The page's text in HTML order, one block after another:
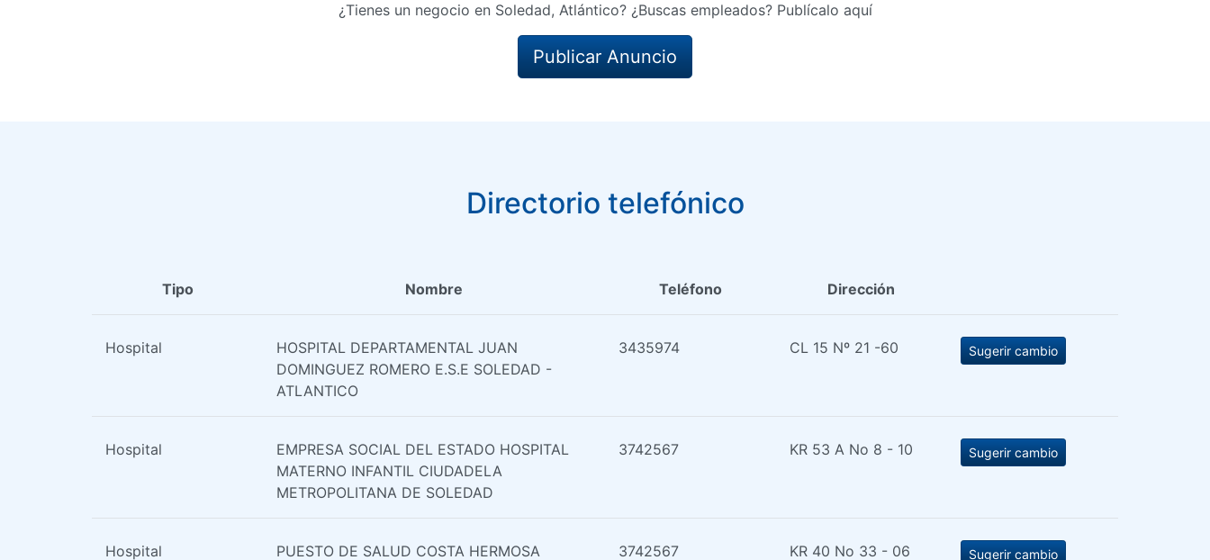
¿Tienes un negocio en Soledad, Atlántico? ¿Buscas empleados? Publícalo aquí
Publicar Anuncio
Directorio telefónico
Tipo Nombre Teléfono Dirección
Hospital
HOSPITAL DEPARTAMENTAL JUAN
DOMINGUEZ ROMERO E.S.E SOLEDAD -
ATLANTICO
3435974 CL 15 Nº 21 -60 Sugerir cambio
Hospital
EMPRESA SOCIAL DEL ESTADO HOSPITAL
MATERNO INFANTIL CIUDADELA
METROPOLITANA DE SOLEDAD
3742567 KR 53 A No 8 - 10 Sugerir cambio
Hospital PUESTO DE SALUD COSTA HERMOSA 3742567 KR 40 No 33 - 06 Sugerir cambio